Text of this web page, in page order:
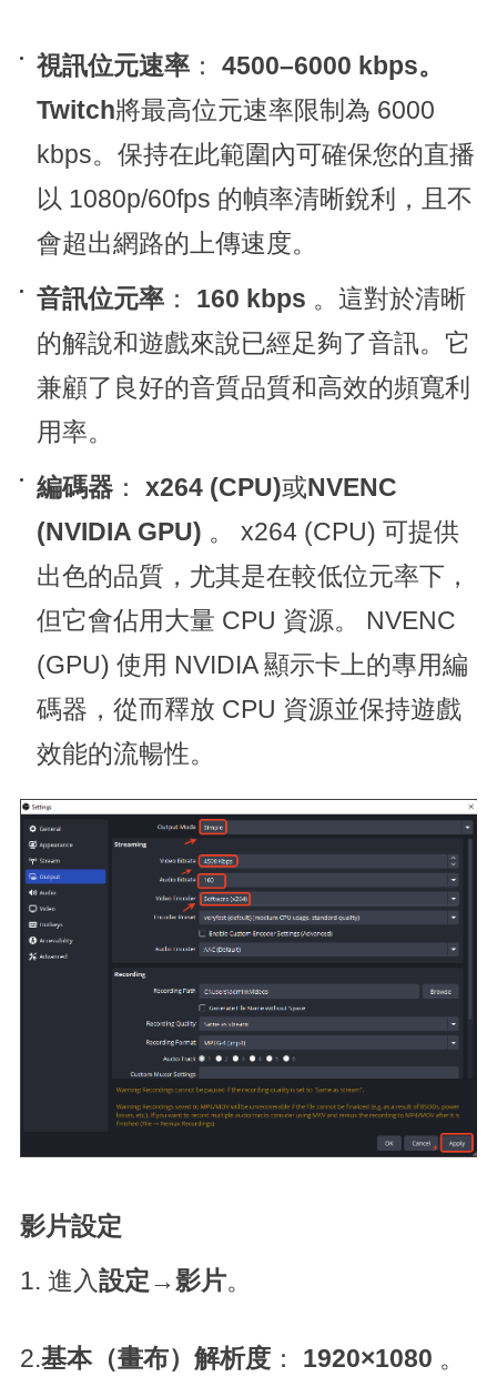
視訊位元速率： 4500–6000 kbps。
Twitch將最高位元速率限制為 6000
kbps。保持在此範圍內可確保您的直播
以 1080p/60fps 的幀率清晰銳利，且不
會超出網路的上傳速度。
音訊位元率： 160 kbps 。這對於清晰
的解說和遊戲來說已經足夠了音訊。它
兼顧了良好的音質品質和高效的頻寬利
用率。
編碼器： x264 (CPU)或NVENC
(NVIDIA GPU) 。 x264 (CPU) 可提供
出色的品質，尤其是在較低位元率下，
但它會佔用大量 CPU 資源。 NVENC
(GPU) 使用 NVIDIA 顯示卡上的專用編
碼器，從而釋放 CPU 資源並保持遊戲
效能的流暢性。
影片設定
1. 進入設定 →影片。
2.基本（畫布）解析度： 1920×1080 。